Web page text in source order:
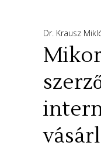
Dr. Krausz